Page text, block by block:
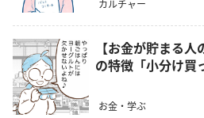
カルチャー
【お金が貯まる
の特徴「小分け買
お金・学ぶ